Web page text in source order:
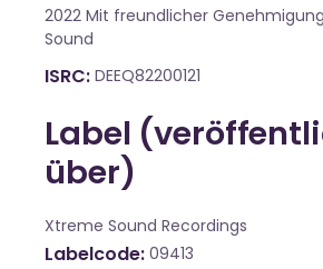
2022 Mit freundlicher
Sound
ISRC DEEQ82200121
Label
über)
Xtreme Sound Recordings
Labelcode 09413